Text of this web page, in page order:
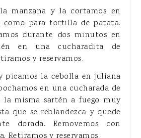
manzana y la cortamos en
como para tortilla de patata.
durante dos minutos en
en una cucharadita de
y reservamos.
picamos la cebolla en juliana
en una cucharada de
la misma sartén a fuego muy
que se reblandezca y quede
dorada. Removemos con